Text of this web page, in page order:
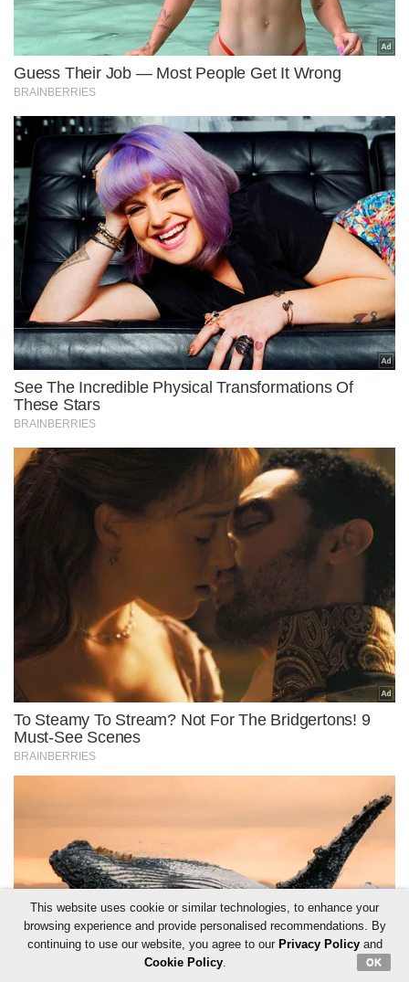
This website uses cookie or similar technologies, to enhance your
browsing experience and provide personalised recommendations. By
continuing to use our website, you agree to our Privacy Policyand
Cookie Policy. OK